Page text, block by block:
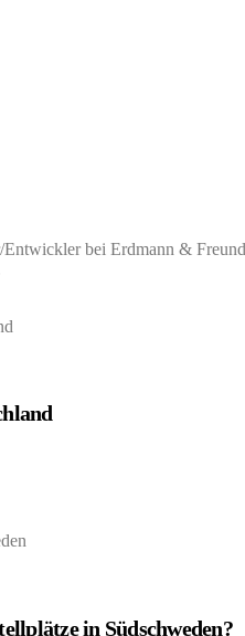
bei Erdmann &
in Südschweden?